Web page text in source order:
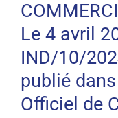
Le 4 avril
IND/10/
publié
Officiel de